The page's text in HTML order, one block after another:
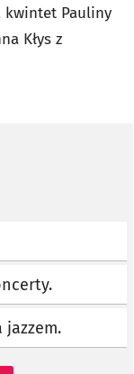
kwintet Pauliny
Kłys z
jazzem.